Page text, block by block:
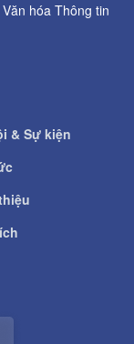
hóa Thông tin
& Sự kiện